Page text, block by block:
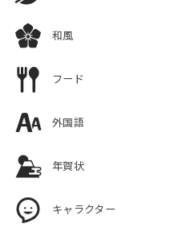
和風
フード
外国語
年賀状
キャラクター